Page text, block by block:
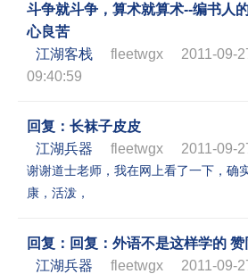
斗争就斗争，算术就算术--编书人
心良苦
江湖客栈
fleetwgx
2011-09-
09:40:59
回复：长袜子皮皮
江湖兵器
fleetwgx 2011-09-
谢谢道士老师，我在网上看了一下，确
康，活泼，
回复：回复：外语不是这样学的
江湖兵器
fleetwgx 2011-09-